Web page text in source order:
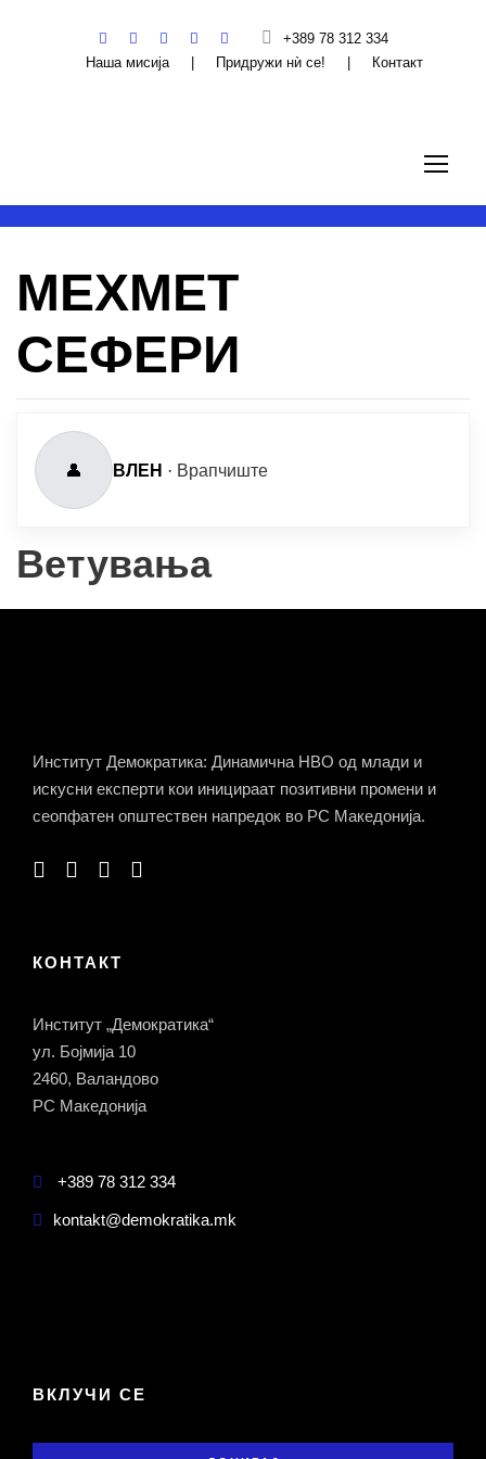
+389 78 312 334
Наша мисија
Придружи нѝ се! Контакт
МЕХМЕТ
СЕФЕРИ
👤 ВЛЕН · Врапчиште
Ветувања
Институт Демократика: Динамична НВО од млади и
искусни експерти кои иницираат позитивни промени и
сеопфатен општествен напредок во РС Македонија.
КОНТАКТ
Институт „Демократика“
ул. Бојмија 10
2460, Валандово
РС Македонија
+389 78 312 334
kontakt@demokratika.mk
ВКЛУЧИ СЕ